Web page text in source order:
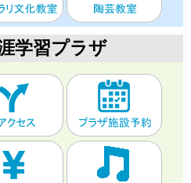
学習プラザ